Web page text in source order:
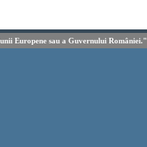
Europene sau a Guvernului României."